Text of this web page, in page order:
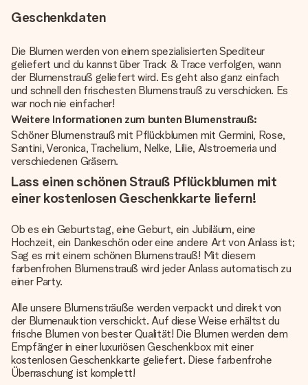
Geschenkdaten
Die Blumen werden von einem spezialisierten Spediteur
geliefert und du kannst über Track & Trace verfolgen, wann
der Blumenstrauß geliefert wird. Es geht also ganz einfach
und schnell den frischesten Blumenstrauß zu verschicken. Es
war noch nie einfacher!
Weitere Informationen zum bunten Blumenstrauß:
Schöner Blumenstrauß mit Pflückblumen mit Germini, Rose,
Santini, Veronica, Trachelium, Nelke, Lilie, Alstroemeria und
verschiedenen Gräsern.
Lass einen schönen Strauß Pflückblumen mit
einer kostenlosen Geschenkkarte liefern!
Ob es ein Geburtstag, eine Geburt, ein Jubiläum, eine
Hochzeit, ein Dankeschön oder eine andere Art von Anlass ist;
Sag es mit einem schönen Blumenstrauß! Mit diesem
farbenfrohen Blumenstrauß wird jeder Anlass automatisch zu
einer Party.
Alle unsere Blumensträuße werden verpackt und direkt von
der Blumenauktion verschickt. Auf diese Weise erhältst du
frische Blumen von bester Qualität! Die Blumen werden dem
Empfänger in einer luxuriösen Geschenkbox mit einer
kostenlosen Geschenkkarte geliefert. Diese farbenfrohe
Überraschung ist komplett!